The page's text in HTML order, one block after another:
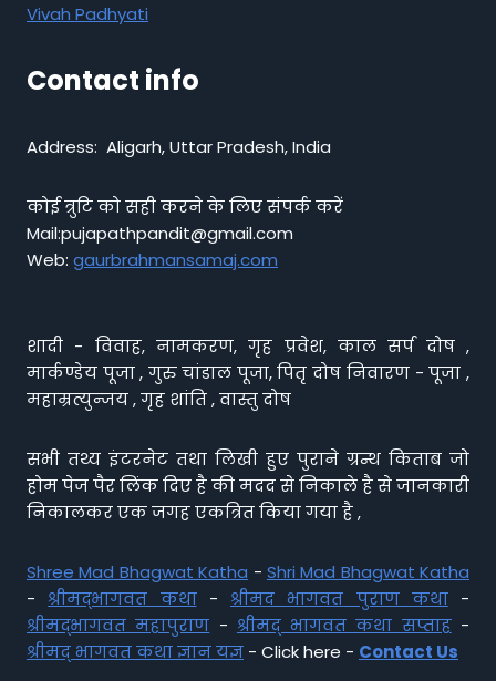
Vivah Padhyati
Contact info
Address: Aligarh, Uttar Pradesh, India
कोई त्रुटि को सही करने के लिए संपर्क करें
Mail:pujapathpandit@gmail.com
Web: gaurbrahmansamaj.com
शादी - विवाह, नामकरण, गृह प्रवेश, काल सर्प दोष ,
मार्कण्डेय पूजा , गुरु चांडाल पूजा, पितृ दोष निवारण - पूजा ,
महाम्रत्युन्जय , गृह शांति , वास्तु दोष
सभी तथ्य इंटरनेट तथा लिखी हुए पुराने ग्रन्थ किताब जो
होम पेज पैर लिंक दिए है की मदद से निकाले है से जानकारी
निकालकर एक जगह एकत्रित किया गया है ,
Shree Mad Bhagwat Katha - Shri Mad Bhagwat Katha
- श्रीमद्भागवत कथा- श्रीमद भागवत पुराण कथा-
श्रीमद्भागवत महापुराण - श्रीमद् भागवत कथा सप्ताह-
श्रीमद् भागवत कथा ज्ञान यज्ञ - Click here - Contact Us